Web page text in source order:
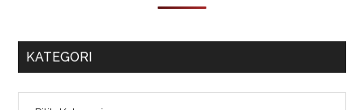
KATEGORI